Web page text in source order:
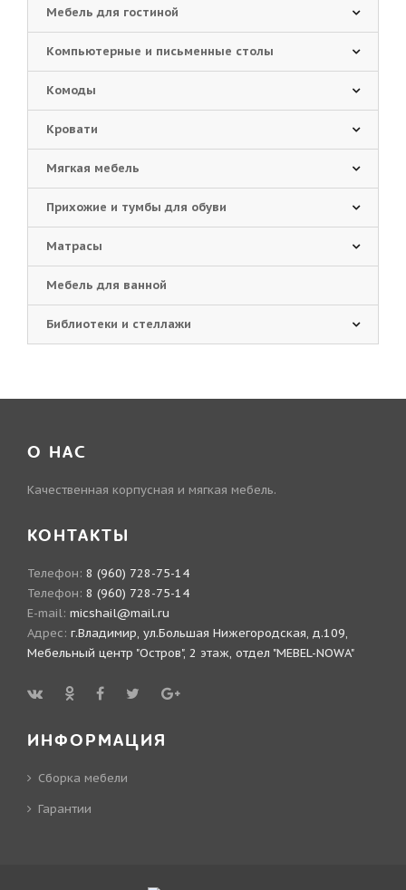
Мебель для гостиной
Компьютерные и письменные столы
Комоды
Кровати
Мягкая мебель
Прихожие и тумбы для обуви
Матрасы
Мебель для ванной
Библиотеки и стеллажи
О НАС
Качественная корпусная и мягкая мебель.
КОНТАКТЫ
Телефон: 8 (960) 728-75-14
Телефон: 8 (960) 728-75-14
E-mail: micshail@mail.ru
Адрес: г.Владимир, ул.Большая Нижегородская, д.109,
Мебельный центр "Остров", 2 этаж, отдел "MEBEL-NOWA"
ИНФОРМАЦИЯ
Сборка мебели
Гарантии